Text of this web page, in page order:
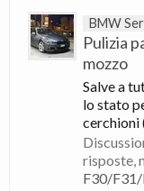
BMW
Pulizia
mozzo
Salve a
lo stato
cerchioni
risposte,
F30/